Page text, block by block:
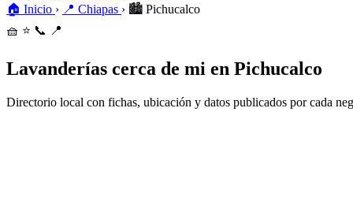
🏠 Inicio › 📍 Chiapas › 🏙️ Pichucalco
🧺 ⭐ 📞 📍
Lavanderías cerca de mi en Pichucalco
Directorio local con fichas, ubicación y datos publicados por cada